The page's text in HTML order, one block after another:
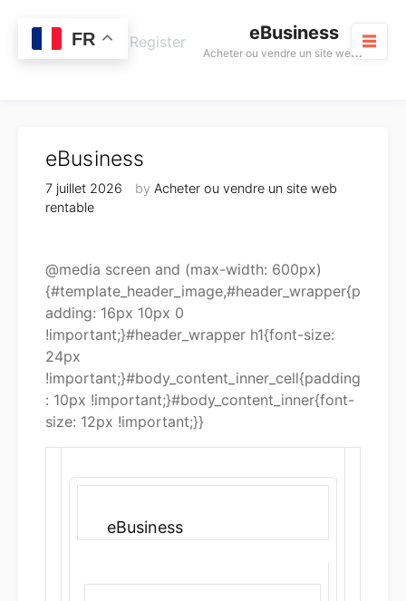
content
eBusiness
A
cheter ou vendre un site web rentable
CartLogin / Register
eBusiness
7 juillet 2026 by Acheter ou vendre un site web
rentable
@media screen and (max-width: 600px)
{#template_header_image,#header_wrapper{p
adding: 16px 10px 0
!important;}#header_wrapper h1{font-size:
24px
!important;}#body_content_inner_cell{padding
: 10px !important;}#body_content_inner{font-
size: 12px !important;}}
eBusiness
FR